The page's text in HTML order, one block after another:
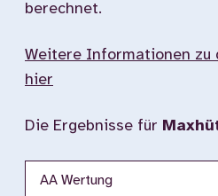
berechnet.
Weitere Informationen zu
hier
Die Ergebnisse für
AA Wertung